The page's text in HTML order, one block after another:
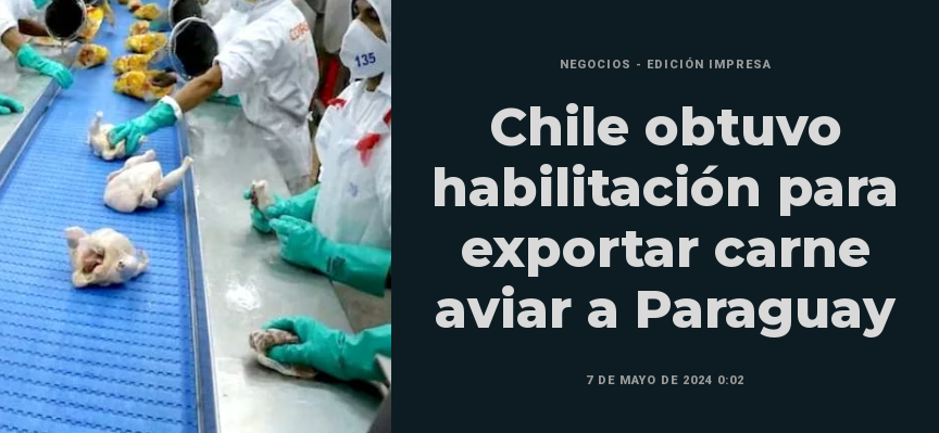
NEGOCIOS - EDICIÓN IMPRESA
Chile obtuvo
habilitación para
exportar carne
aviar a Paraguay
7 DE MAYO DE 2024 0:02